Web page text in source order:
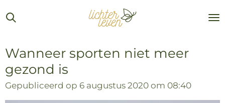
Ga
direct
de
hoofdinhoud
Wanneer sporten niet meer
gezond is
Gepubliceerd op 6 augustus 2020 om 08:40